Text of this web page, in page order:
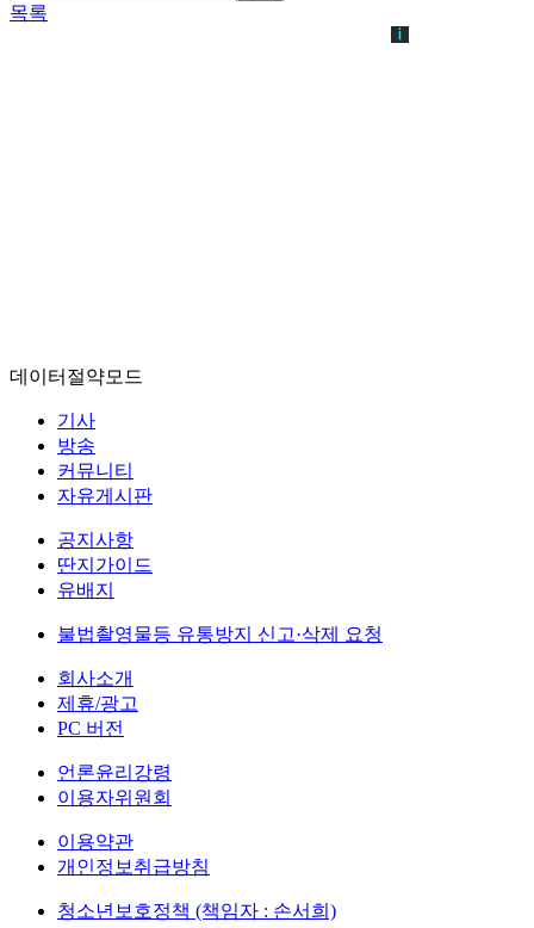
목록
데이터절약모드
기사
방송
커뮤니티
자유게시판
공지사항
딴지가이드
유배지
불법촬영물등 유통방지 신고·삭제 요청
회사소개
제휴/광고
PC 버전
언론윤리강령
이용자위원회
이용약관
개인정보취급방침
청소년보호정책 (책임자 : 손서희)